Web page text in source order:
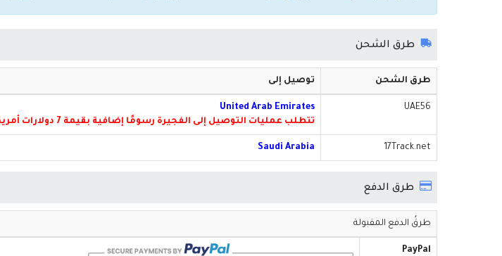
طرق الشحن
طرق الشحن توصيل إلى
UAE56
United Arab Emirates
تتطلب عمليات التوصيل إلى الفجيرة رسومًا إضافية بقيمة 7 دولارات أمريكية كمنطقة نائية.
17Track.net
Saudi Arabia
طرق الدفع
طرقُ الدفع المقبولة
PayPal